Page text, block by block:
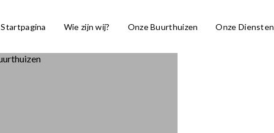
Startpagina Wie zijn wij? Onze Buurthuizen Onze Diensten